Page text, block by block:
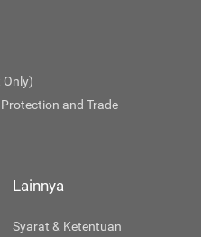
and Trade
Lainnya
Syarat & Ketentuan